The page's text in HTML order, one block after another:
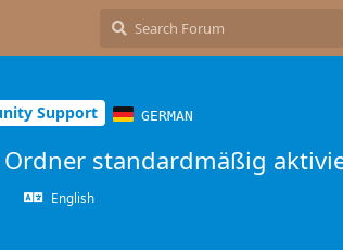
Support GERMAN
Ordner standardmäßig
English